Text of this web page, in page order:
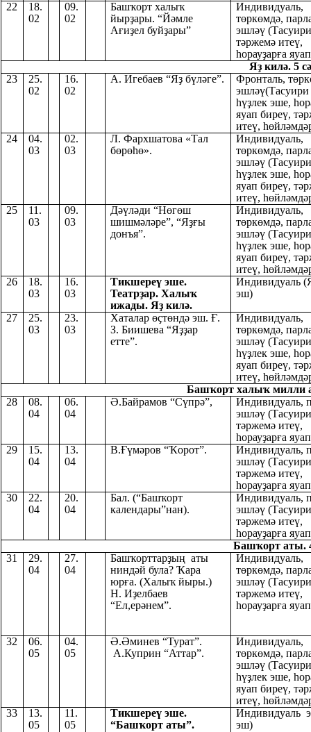
22
18.
02
09.
02
Башҡорт халыҡ
йырҙары. “Йәмле
Ағиҙел буйҙары”
Индивидуаль,
төркөмдә,
эшләү
тәржемә итеү,
һорауҙарға
Яҙ килә. 5
23
25.
02
16.
02
А. Игебаев “Яҙ бүләге”.
Фронталь,
һүҙлек эше,
яуап биреү,
итеү,
24
04.
03
02.
03
Л. Фархшатова «Тал
бөрөһө».
Индивидуаль,
төркөмдә,
эшләү
һүҙлек эше,
яуап биреү,
итеү,
25
11.
03
09.
03
Дәүләди “Нөгөш
шишмәләре”, “Яҙғы
донъя”.
Индивидуаль,
төркөмдә,
эшләү
һүҙлек эше,
яуап биреү,
итеү,
26
18.
03
16.
03
Тикшереү эше.
Театрҙар. Халыҡ
ижады. Яҙ килә.
Индивидуаль
эш)
27
25.
03
23.
03
Хаталар өҫтөндә эш. Ғ.
З. Биишева “Яҙҙар
етте”.
Индивидуаль,
төркөмдә,
эшләү
һүҙлек эше,
яуап биреү,
итеү,
Башҡорт халыҡ милли
28
08.
04
06.
04
Ә.Байрамов “Сүпрә”,
Индивидуаль,
эшләү
тәржемә итеү,
һорауҙарға
29
15.
04
13.
04
В.Ғүмәров “Ҡорот”.
Индивидуаль,
эшләү
тәржемә итеү,
һорауҙарға
30
22.
04
20.
04
Бал. (“Башҡорт
календары”нан).
Индивидуаль,
эшләү
тәржемә итеү,
һорауҙарға
Башҡорт аты.
31
29.
04
27.
04
Башҡорттарҙың аты
ниндәй була? Ҡара
юрға. (Халыҡ йыры.)
Н. Иҙелбаев
“Ел,ерәнем”.
Индивидуаль,
төркөмдә,
эшләү
тәржемә итеү,
һорауҙарға
32
06.
05
04.
05
Ә.Әминев “Турат”.
А.Куприн “Аттар”.
Индивидуаль,
төркөмдә,
эшләү
һүҙлек эше,
яуап биреү,
итеү,
33
13.
05
11.
05
Тикшереү эше.
“Башҡорт аты”.
Индивидуаль
эш)